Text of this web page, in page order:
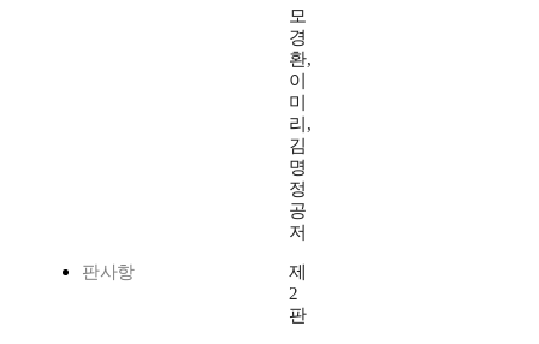
모
경
환,
이
미
리,
김
명
정
공
저
판사항
제
2
판